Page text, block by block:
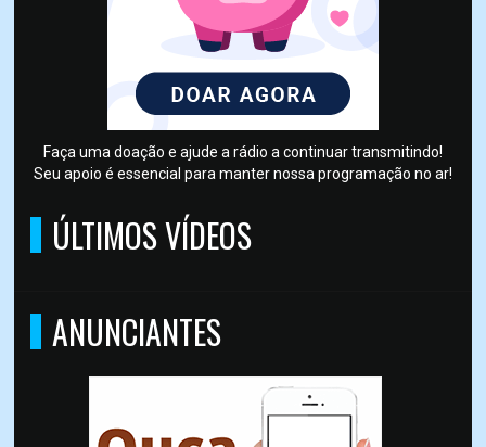
Faça uma doação e ajude a rádio a continuar transmitindo!
Seu apoio é essencial para manter nossa programação no ar!
ÚLTIMOS VÍDEOS
ANUNCIANTES